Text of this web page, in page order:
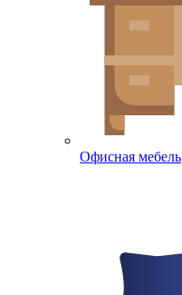
Офисная мебель